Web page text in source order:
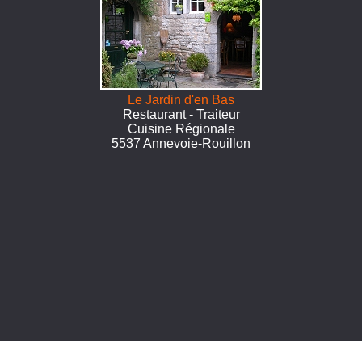
Le Jardin d'en Bas
Restaurant - Traiteur
Cuisine Régionale
5537 Annevoie-Rouillon